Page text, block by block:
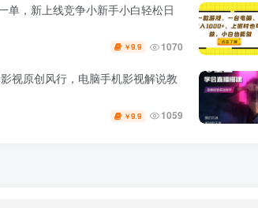
单，新上线竞争小新手小白轻松日
￥9.9 1070
视原创风行，电脑手机影视解说教
￥9.9 1059